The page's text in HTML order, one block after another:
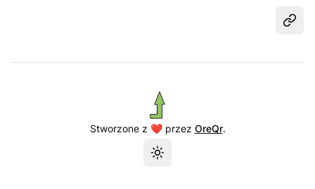
Stworzone z ❤️ przez OreQr.
Przełącz motyw